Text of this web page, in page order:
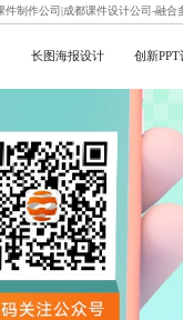
制作公司|成都课件设计公司-融合
长图海报设计 创新PPT